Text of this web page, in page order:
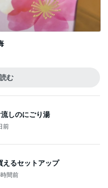
む
しのにごり湯
前
えるセットアップ
間前